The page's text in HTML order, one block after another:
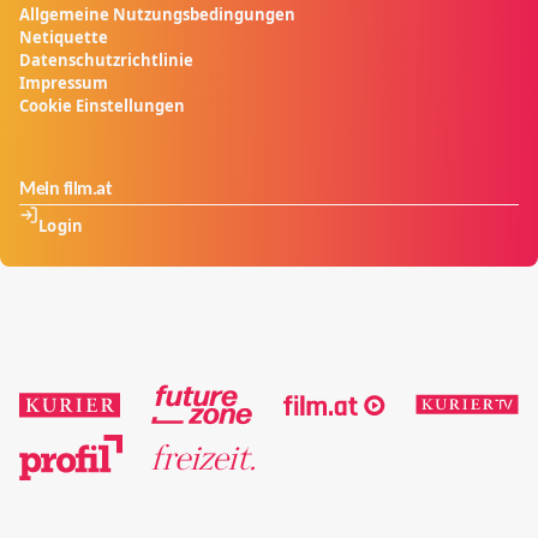
Allgemeine Nutzungsbedingungen
Netiquette
Datenschutzrichtlinie
Impressum
Cookie Einstellungen
Mein film.at
Login